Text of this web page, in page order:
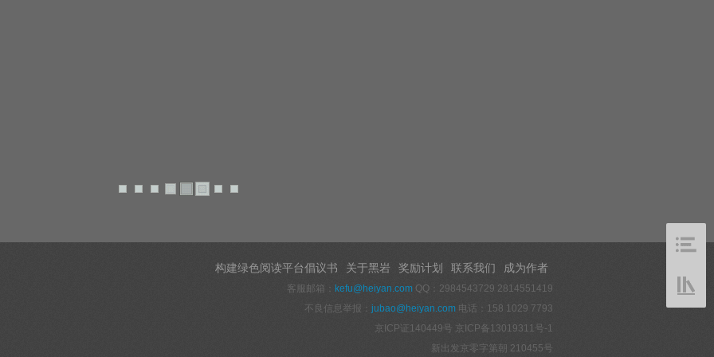
构建绿色阅读平台倡议书 关于黑岩 奖励计划 联系我们 成为作者
客服邮箱： kefu@heiyan.com QQ：2984543729 2814551419
不良信息举报： jubao@heiyan.com 电话：158 1029 7793
京ICP证140449号 京ICP备13019311号-1
新出发京零字第朝 210455号